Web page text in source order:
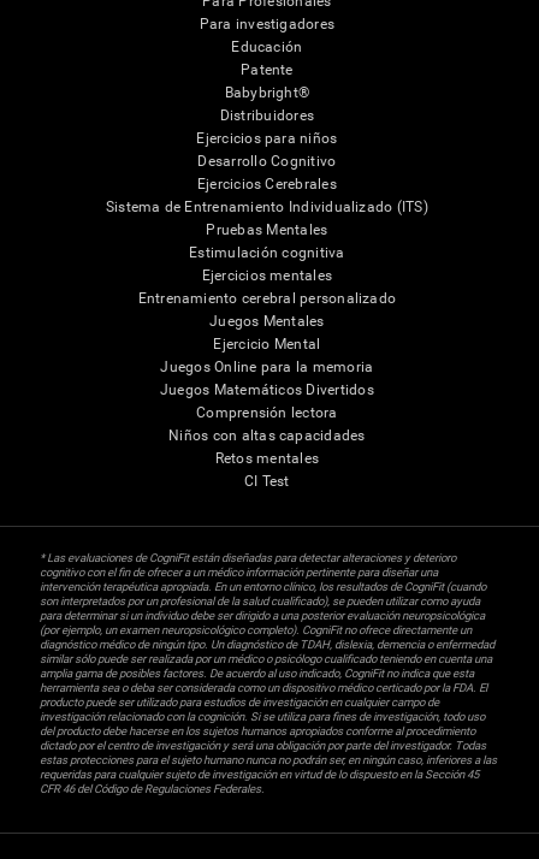
Para investigadores
Educación
Patente
Babybright®
Distribuidores
Ejercicios para niños
Desarrollo Cognitivo
Ejercicios Cerebrales
Sistema de Entrenamiento Individualizado (ITS)
Pruebas Mentales
Estimulación cognitiva
Ejercicios mentales
Entrenamiento cerebral personalizado
Juegos Mentales
Ejercicio Mental
Juegos Online para la memoria
Juegos Matemáticos Divertidos
Comprensión lectora
Niños con altas capacidades
Retos mentales
CI Test
* Las evaluaciones de CogniFit están diseñadas para detectar alteraciones y deterioro
cognitivo con el fin de ofrecer a un médico información pertinente para diseñar una
intervención terapéutica apropiada. En un entorno clínico, los resultados de CogniFit (cuando
son interpretados por un profesional de la salud cualificado), se pueden utilizar como ayuda
para determinar si un individuo debe ser dirigido a una posterior evaluación neuropsicológica
(por ejemplo, un examen neuropsicológico completo). CogniFit no ofrece directamente un
diagnóstico médico de ningún tipo. Un diagnóstico de TDAH, dislexia, demencia o enfermedad
similar sólo puede ser realizada por un médico o psicólogo cualificado teniendo en cuenta una
amplia gama de posibles factores. De acuerdo al uso indicado, CogniFit no indica que esta
herramienta sea o deba ser considerada como un dispositivo médico certicado por la FDA. El
producto puede ser utilizado para estudios de investigación en cualquier campo de
investigación relacionado con la cognición. Si se utiliza para fines de investigación, todo uso
del producto debe hacerse en los sujetos humanos apropiados conforme al procedimiento
dictado por el centro de investigación y será una obligación por parte del investigador. Todas
estas protecciones para el sujeto humano nunca no podrán ser, en ningún caso, inferiores a las
requeridas para cualquier sujeto de investigación en virtud de lo dispuesto en la Sección 45
CFR 46 del Código de Regulaciones Federales.